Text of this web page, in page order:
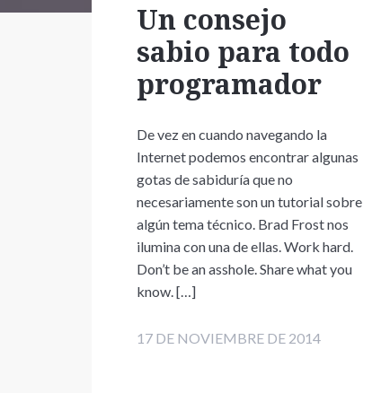
Un consejo
sabio para todo
programador
De vez en cuando navegando la
Internet podemos encontrar algunas
gotas de sabiduría que no
necesariamente son un tutorial sobre
algún tema técnico. Brad Frost nos
ilumina con una de ellas. Work hard.
Don’t be an asshole. Share what you
know. […]
17 DE NOVIEMBRE DE 2014